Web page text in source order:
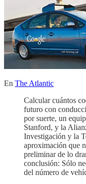
En The Atlantic
Calcular cuántos
futuro con
por suerte, un
Stanford, y la
Investigación y la
aproximación que
preliminar de lo
conclusión: Sólo
del número de